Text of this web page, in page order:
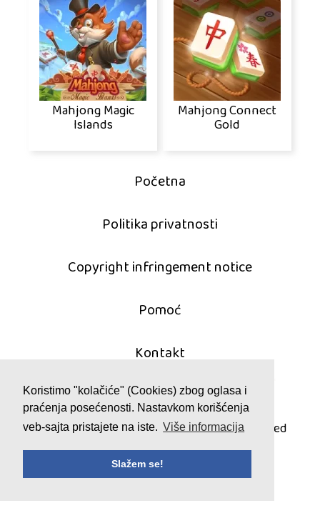
Koristimo "kolačiće" (Cookies) zbog oglasa i
praćenja posećenosti. Nastavkom korišćenja
veb-sajta pristajete na iste. Više informacija
Slažem se!
Mahjong Magic
Islands
Mahjong Connect
Gold
Početna
Politika privatnosti
Copyright infringement notice
Pomoć
Kontakt
© 2011 - 2026 mahjong-igrice.com
All games are copyrighted and/or trademarked